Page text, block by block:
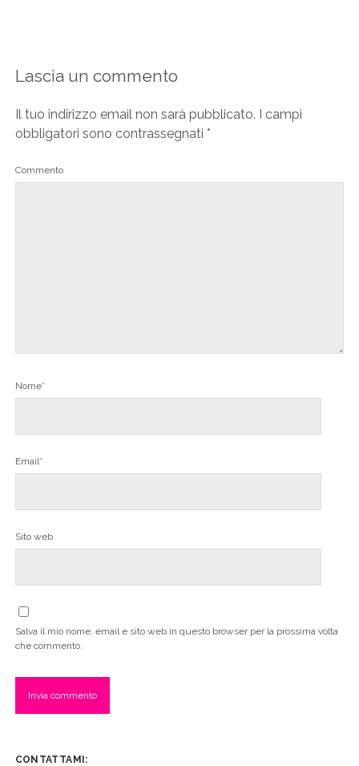
Lascia un commento
Il tuo indirizzo email non sarà pubblicato. I campi
obbligatori sono contrassegnati *
Commento
Nome*
Email*
Sito web
Salva il mio nome, email e sito web in questo browser per la prossima volta
che commento.
CONTATTAMI: